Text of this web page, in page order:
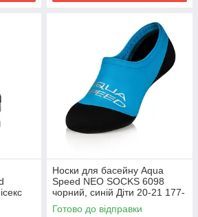
Носки для басейну Aqua
Speed NEO SOCKS 6098
чорний, синій Діти 20-21 177-
01
Готово до відправки